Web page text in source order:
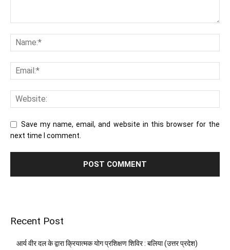
Save my name, email, and website in this browser for the
next time I comment.
Recent Post
आर्य वीर दल के द्वारा क्रियात्मक योग प्रशिक्षण शिविर : बलिया (उत्तर प्रदेश)